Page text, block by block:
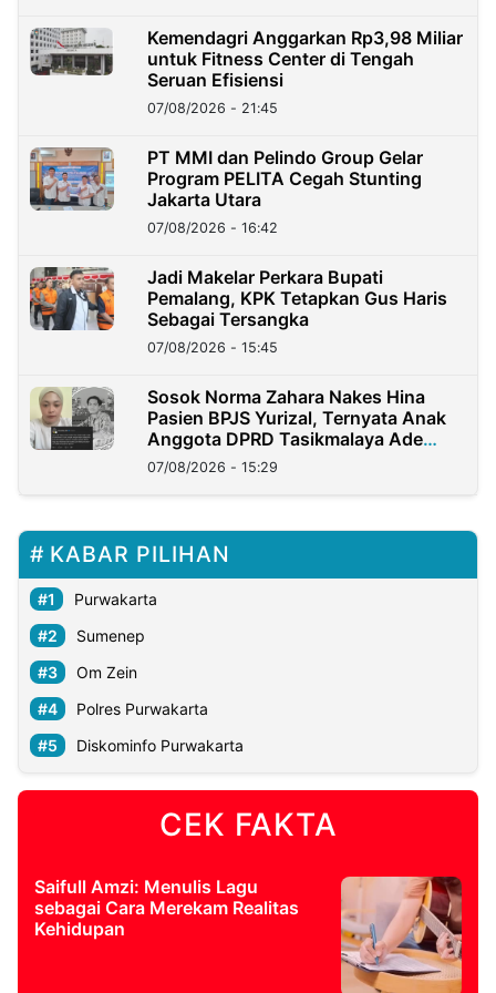
Kemendagri Anggarkan Rp3,98 Miliar
untuk Fitness Center di Tengah
Seruan Efisiensi
07/08/2026 - 21:45
PT MMI dan Pelindo Group Gelar
Program PELITA Cegah Stunting
Jakarta Utara
07/08/2026 - 16:42
Jadi Makelar Perkara Bupati
Pemalang, KPK Tetapkan Gus Haris
Sebagai Tersangka
07/08/2026 - 15:45
Sosok Norma Zahara Nakes Hina
Pasien BPJS Yurizal, Ternyata Anak
Anggota DPRD Tasikmalaya Ade
Lukman
07/08/2026 - 15:29
KABAR PILIHAN
Purwakarta
Sumenep
Om Zein
Polres Purwakarta
Diskominfo Purwakarta
CEK FAKTA
Saifull Amzi: Menulis Lagu
sebagai Cara Merekam Realitas
Kehidupan